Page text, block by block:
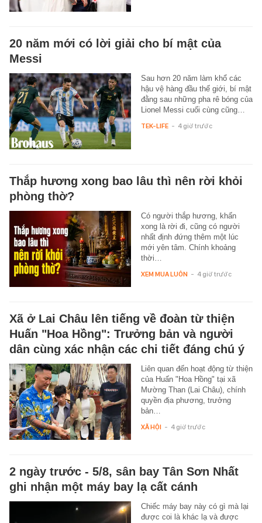
20 năm mới có lời giải cho bí mật của
Messi
Sau hơn 20 năm làm khổ các
hậu vệ hàng đầu thế giới, bí mật
đằng sau những pha rê bóng của
Lionel Messi cuối cùng cũng…
TEK-LIFE - 4 giờ trước
Thắp hương xong bao lâu thì nên rời khỏi
phòng thờ?
Có người thắp hương, khấn
xong là rời đi, cũng có người
nhất định đứng thêm một lúc
mới yên tâm. Chính khoảng
thời…
XEM MUA LUÔN - 4 giờ trước
Xã ở Lai Châu lên tiếng về đoàn từ thiện
Huấn "Hoa Hồng": Trưởng bản và người
dân cùng xác nhận các chi tiết đáng chú ý
Liên quan đến hoạt động từ thiện
của Huấn "Hoa Hồng" tại xã
Mường Than (Lai Châu), chính
quyền địa phương, trưởng
bản…
XÃ HỘI - 4 giờ trước
2 ngày trước - 5/8, sân bay Tân Sơn Nhất
ghi nhận một máy bay lạ cất cánh
Chiếc máy bay này có gì mà lại
được coi là khác lạ và được